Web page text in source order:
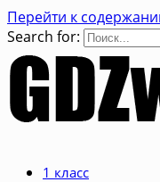
Перейти к
Search for:
1 класс